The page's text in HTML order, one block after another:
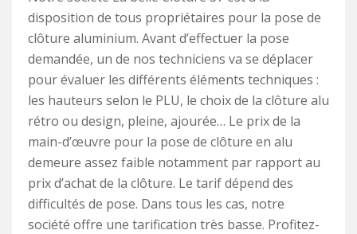
disposition de tous propriétaires pour la pose de
clôture aluminium. Avant d’effectuer la pose
demandée, un de nos techniciens va se déplacer
pour évaluer les différents éléments techniques :
les hauteurs selon le PLU, le choix de la clôture alu
rétro ou design, pleine, ajourée… Le prix de la
main-d’œuvre pour la pose de clôture en alu
demeure assez faible notamment par rapport au
prix d’achat de la clôture. Le tarif dépend des
difficultés de pose. Dans tous les cas, notre
société offre une tarification très basse. Profitez-